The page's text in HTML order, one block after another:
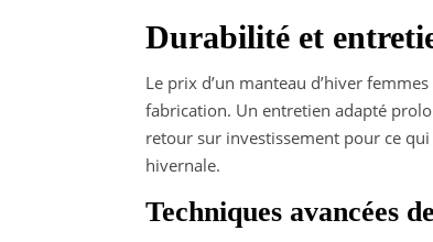
Durabilité et
Le prix d’un manteau d’hiver
fabrication. Un entretien adapté
retour sur investissement pour ce
hivernale.
Techniques avancées